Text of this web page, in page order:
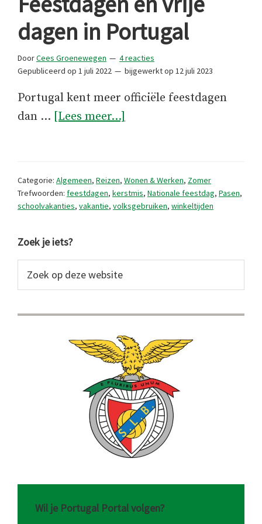
dagen in Portugal
DoorCees Groenewegen
4 reacties
Gepubliceerd op 1 juli 2022 bijgewerkt op 12 juli 2023
Portugal kent meer officiële feestdagen
dan … [Lees meer...]
in
Portugal
Categorie: Algemeen, Reizen, Wonen & Werken, Zomer
Trefwoorden: feestdagen, kerstmis, Nationale feestdag, Pasen,
schoolvakanties, vakantie, volksgebruiken, winkeltijden
Primaire
Sidebar
Zoek je iets?
op
website
Wil je Portugal Portal volgen?